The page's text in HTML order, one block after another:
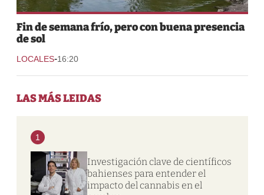
Fin de semana frío, pero con buena presencia
de sol
LOCALES-16:20
LAS MÁS LEIDAS
1
Investigación clave de científicos
bahienses para entender el
impacto del cannabis en el